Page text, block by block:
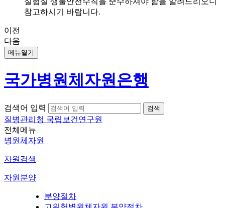
참고하시기 바랍니다.
이전
다음
메뉴열기
국가병원체자원은행
검색어 입력
질병관리청 국립보건연구원
전체메뉴
병원체자원
자원검색
자원분양
분양절차